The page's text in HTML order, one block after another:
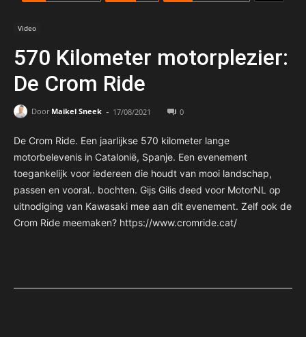
Video
570 Kilometer motorplezier:
De Crom Ride
Door Maikel Sneek - 17/08/2021 0
De Crom Ride. Een jaarlijkse 570 kilometer lange
motorbelevenis in Catalonië, Spanje. Een evenement
toegankelijk voor iedereen die houdt van mooi landschap,
passen en vooral.. bochten. Gijs Gilis deed voor MotorNL op
uitnodiging van Kawasaki mee aan dit evenement. Zelf ook de
Crom Ride meemaken? https://www.cromride.cat/